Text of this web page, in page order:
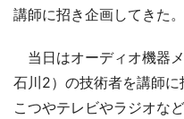
講師に招き企画してきた。
当日はオーディオ機器
石川2）の技術者を講師
こつやテレビやラジオな